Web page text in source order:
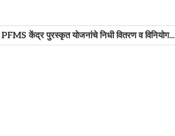
PFMS केंद्र पुरस्कृत योजनांचे निधी वितरण व विनियोग...